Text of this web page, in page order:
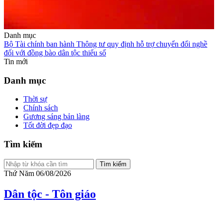
Danh mục
Bộ Tài chính ban hành Thông tư quy định hỗ trợ chuyển đổi nghề
đối với đồng bào dân tộc thiểu số
Tin mới
Danh mục
Thời sự
Chính sách
Gương sáng bản làng
Tốt đời đẹp đạo
Tìm kiếm
Tìm kiếm
Thứ Năm 06/08/2026
Dân tộc - Tôn giáo